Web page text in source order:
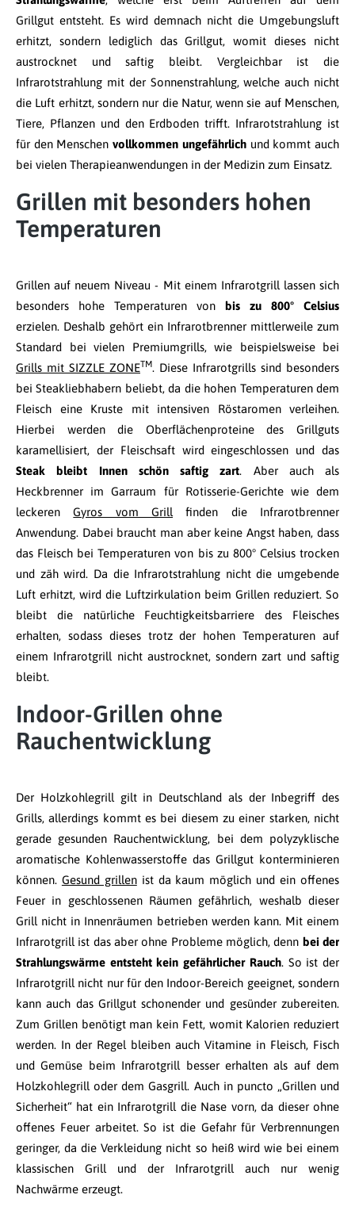
Grillgut entsteht. Es wird demnach nicht die Umgebungsluft
erhitzt, sondern lediglich das Grillgut, womit dieses nicht
austrocknet und saftig bleibt. Vergleichbar ist die
Infrarotstrahlung mit der Sonnenstrahlung, welche auch nicht
die Luft erhitzt, sondern nur die Natur, wenn sie auf Menschen,
Tiere, Pflanzen und den Erdboden trifft. Infrarotstrahlung ist
für den Menschenvollkommen ungefährlichund kommt auch
bei vielen Therapieanwendungen in der Medizin zum Einsatz.
Grillen mit besonders hohen
Temperaturen
Grillen auf neuem Niveau - Mit einem Infrarotgrill lassen sich
besonders hohe Temperaturen von bis zu 800° Celsius
erzielen. Deshalb gehört ein Infrarotbrenner mittlerweile zum
Standard bei vielen Premiumgrills, wie beispielsweise bei
Grills mit SIZZLE ZONETM. Diese Infrarotgrills sind besonders
bei Steakliebhabern beliebt, da die hohen Temperaturen dem
Fleisch eine Kruste mit intensiven Röstaromen verleihen.
Hierbei werden die Oberflächenproteine des Grillguts
karamellisiert, der Fleischsaft wird eingeschlossen und das
Steak bleibt Innen schön saftig zart. Aber auch als
Heckbrenner im Garraum für Rotisserie-Gerichte wie dem
leckerenGyros vom Grill finden die Infrarotbrenner
Anwendung. Dabei braucht man aber keine Angst haben, dass
das Fleisch bei Temperaturen von bis zu 800° Celsius trocken
und zäh wird. Da die Infrarotstrahlung nicht die umgebende
Luft erhitzt, wird die Luftzirkulation beim Grillen reduziert. So
bleibt die natürliche Feuchtigkeitsbarriere des Fleisches
erhalten, sodass dieses trotz der hohen Temperaturen auf
einem Infrarotgrill nicht austrocknet, sondern zart und saftig
bleibt.
Indoor-Grillen ohne
Rauchentwicklung
Der Holzkohlegrill gilt in Deutschland als der Inbegriff des
Grills, allerdings kommt es bei diesem zu einer starken, nicht
gerade gesunden Rauchentwicklung, bei dem polyzyklische
aromatische Kohlenwasserstoffe das Grillgut konterminieren
können. Gesund grillenist da kaum möglich und ein offenes
Feuer in geschlossenen Räumen gefährlich, weshalb dieser
Grill nicht in Innenräumen betrieben werden kann. Mit einem
Infrarotgrill ist das aber ohne Probleme möglich, denn bei der
Strahlungswärme entsteht kein gefährlicher Rauch. So ist der
Infrarotgrill nicht nur für den Indoor-Bereich geeignet, sondern
kann auch das Grillgut schonender und gesünder zubereiten.
Zum Grillen benötigt man kein Fett, womit Kalorien reduziert
werden. In der Regel bleiben auch Vitamine in Fleisch, Fisch
und Gemüse beim Infrarotgrill besser erhalten als auf dem
Holzkohlegrill oder dem Gasgrill. Auch in puncto „Grillen und
Sicherheit“ hat ein Infrarotgrill die Nase vorn, da dieser ohne
offenes Feuer arbeitet. So ist die Gefahr für Verbrennungen
geringer, da die Verkleidung nicht so heiß wird wie bei einem
klassischen Grill und der Infrarotgrill auch nur wenig
Nachwärme erzeugt.